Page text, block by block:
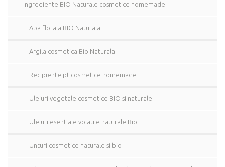
Ingrediente BIO Naturale cosmetice homemade
Apa florala BIO Naturala
Argila cosmetica Bio Naturala
Recipiente pt cosmetice homemade
Uleiuri vegetale cosmetice BIO si naturale
Uleiuri esentiale volatile naturale Bio
Unturi cosmetice naturale si bio